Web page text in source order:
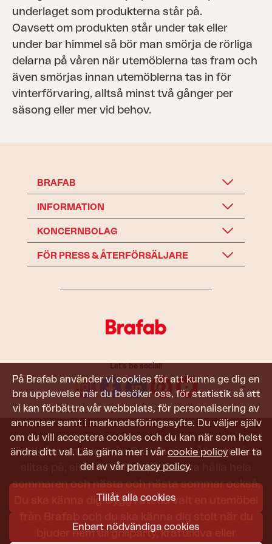
På Brafab använder vi cookies för att kunna ge dig en
bra upplevelse när du besöker oss, för statistik så att
vi kan förbättra vår webbplats, för personalisering av
annonser samt i marknadsföringssyfte. Du väljer själv
om du vill acceptera cookies och du kan när som helst
ändra ditt val. Läs gärna mer i vår cookie policy eller ta
del av vår privacy policy.
Tillåt alla cookies
Enbart nödvändiga cookies
underlaget som produkterna står på.
Oavsett om produkten står under tak eller
under bar himmel så bör man smörja de rörliga
delarna på våren när utemöblerna tas fram och
även smörjas innan utemöblerna tas in för
vinterförvaring, alltså minst två gånger per
säsong eller mer vid behov.
BRAFAB
INFORMATION
KONCERNBOLAG
FÖR PRESS & ÅTERFÖRSÄLJARE
Let's be social!
Trädgårdsmöbler från Brafab ska hålla att både
slitas på, sitta i och titta på. De ska hålla hela
sommaren och nästa och nästa sommar också.
Du ska känna dig trygg i att du valt en utemöbel
bjuder hem till grillparty, kräftskiva eller